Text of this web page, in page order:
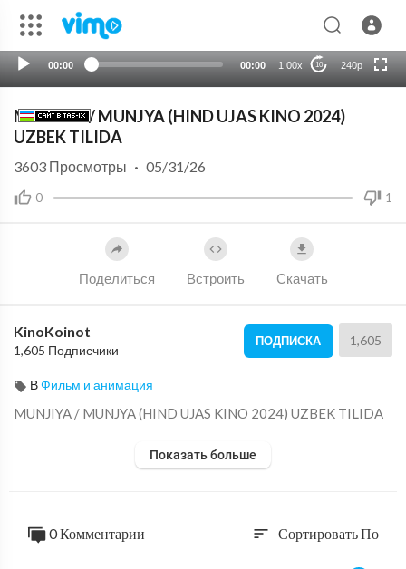
00:00 00:00 1.00x 10 240p
HD
MUNJIYA / MUNJYA (HIND UJAS KINO 2024)
UZBEK TILIDA
0 1
3603 Просмотры · 05/31/26
Поделиться Встроить Скачать
KinoKoinot
1,605 Подписчики
ПОДПИСКА 1,605
ВФильм и анимация
⁣MUNJIYA / MUNJYA (HIND UJAS KINO 2024) UZBEK TILIDA
Показать больше
0 Комментарии sort Сортировать По